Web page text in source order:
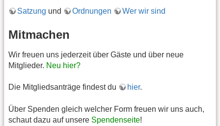
Satzung und Ordnungen Wer wir sind
Mitmachen
Wir freuen uns jederzeit über Gäste und über neue
Mitglieder. Neu hier?
Die Mitgliedsanträge findest du hier.
Über Spenden gleich welcher Form freuen wir uns auch,
schaut dazu auf unsere Spendenseite!